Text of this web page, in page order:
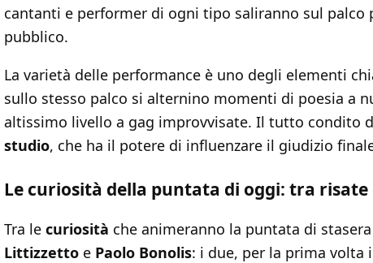
cantanti e performer di ogni tipo saliranno sul palco
pubblico.
La varietà delle performance è uno degli elementi
sullo stesso palco si alternino momenti di poesia a
altissimo livello a gag improvvisate. Il tutto condito
studio, che ha il potere di influenzare il giudizio
Le curiosità della puntata di oggi: tra risate
Tra le curiosità che animeranno la puntata di
Littizzetto e Paolo Bonolis: i due, per la prima volta